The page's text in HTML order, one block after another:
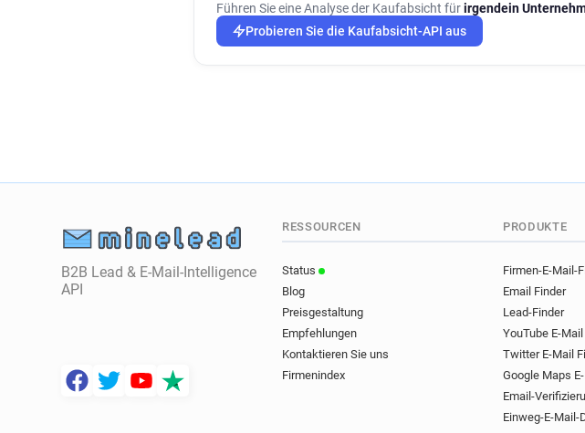
Führen Sie eine Analyse der Kaufabsicht fürirgendein
Probieren Sie die Kaufabsicht-API aus
B2B Lead & E-Mail-Intelligence
API
RESSOURCEN
Status
Blog
Preisgestaltung
Empfehlungen
Kontaktieren Sie uns
Firmenindex
PRODUKTE
Firmen-E-Mail-
Email Finder
Lead-Finder
YouTube E-
Twitter E-Mail
Google Maps
Email-
Einweg-E-Mail-